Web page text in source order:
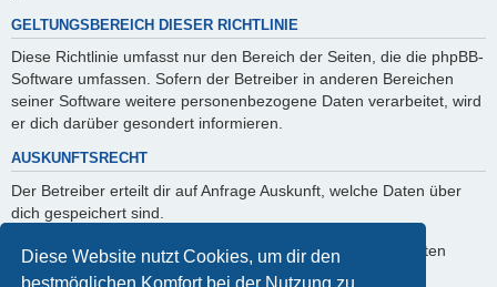
Diese Website nutzt Cookies, um dir den
bestmöglichen Komfort bei der Nutzung zu
GELTUNGSBEREICH DIESER RICHTLINIE
Diese Richtlinie umfasst nur den Bereich der Seiten, die die phpBB-
Software umfassen. Sofern der Betreiber in anderen Bereichen
seiner Software weitere personenbezogene Daten verarbeitet, wird
er dich darüber gesondert informieren.
AUSKUNFTSRECHT
Der Betreiber erteilt dir auf Anfrage Auskunft, welche Daten über
dich gespeichert sind.
Du kannst jederzeit die Löschung bzw. Sperrung deiner Daten
verlangen. Kontaktiere hierzu bitte den Betreiber.